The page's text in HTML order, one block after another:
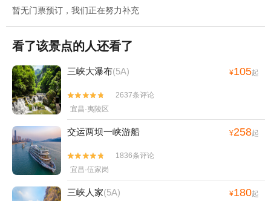
暂无门票预订，我们正在努力补充
看了该景点的人还看了
三峡大瀑布(5A) ¥105起


2637条评论
宜昌·夷陵区
交运两坝一峡游船 ¥258起


1836条评论
宜昌·伍家岗
三峡人家(5A) ¥180起